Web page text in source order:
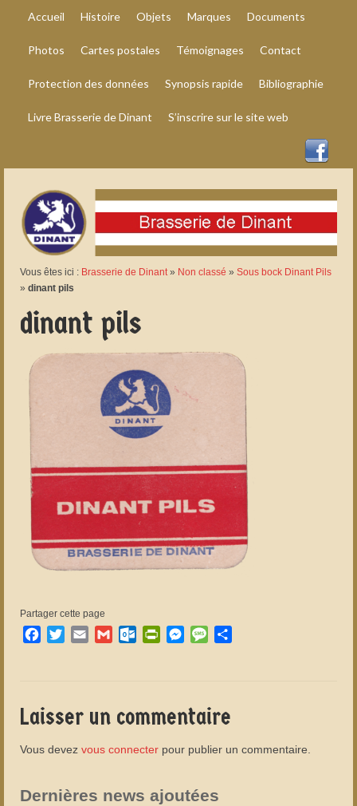
Accueil Histoire Objets Marques Documents
Photos Cartes postales Témoignages Contact
Protection des données Synopsis rapide Bibliographie
Livre Brasserie de Dinant S’inscrire sur le site web
Vous êtes ici : Brasserie de Dinant» Non classé » Sous bock Dinant Pils
» dinant pils
dinant pils
Partager cette page
Facebook
TwitterEmail GmailOutlook.com
PrintFriendly
Messenger
Message
Laisser un commentaire
Vous devez vous connecter pour publier un commentaire.
Dernières news ajoutées